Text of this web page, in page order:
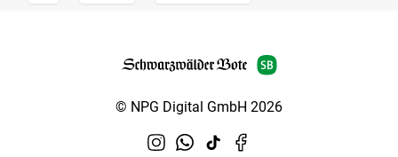
© NPG Digital GmbH 2026